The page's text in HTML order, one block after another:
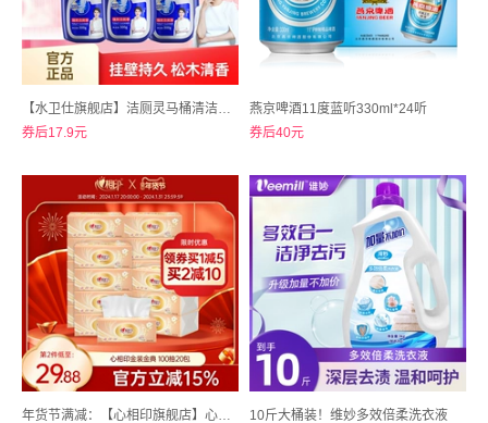
【水卫仕旗舰店】洁厕灵马桶清洁剂500g*3瓶
券后17.9元
燕京啤酒11度蓝听330ml*24听
券后40元
年货节满减：【心相印旗舰店】心相印金装抽纸100抽20包 10斤大桶装！维妙多效倍柔洗衣液